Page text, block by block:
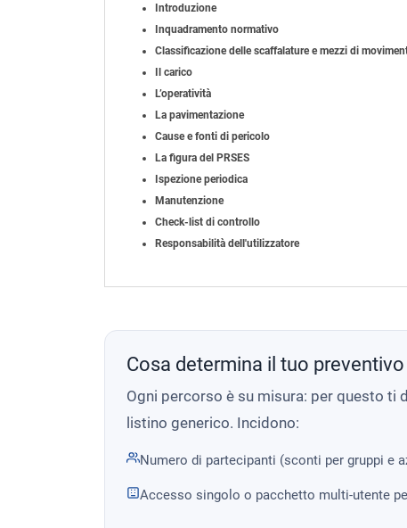
Introduzione
Inquadramento normativo
Classificazione delle scaffalature e mezzi di
Il carico
L’operatività
La pavimentazione
Cause e fonti di pericolo
La figura del PRSES
Ispezione periodica
Manutenzione
Check-list di controllo
Responsabilità dell'utilizzatore
Cosa determina il tuo preventivo
Ogni percorso è su misura: per questo ti
listino generico. Incidono:
Numero di partecipanti (sconti per gruppi e
Accesso singolo o pacchetto multi-utente